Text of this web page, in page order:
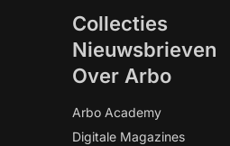
Collecties
Nieuwsbrieven
Over Arbo
Arbo Academy
Digitale Magazines